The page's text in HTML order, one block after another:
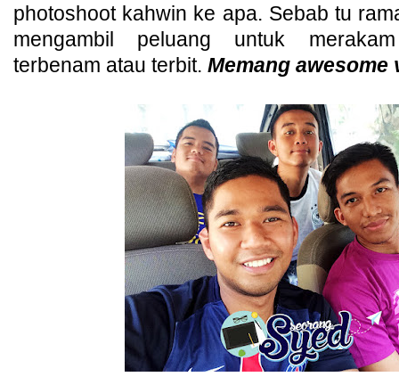
photoshoot kahwin ke apa. Sebab tu
mengambil peluang untuk
terbenam atau terbit. Memang awesome